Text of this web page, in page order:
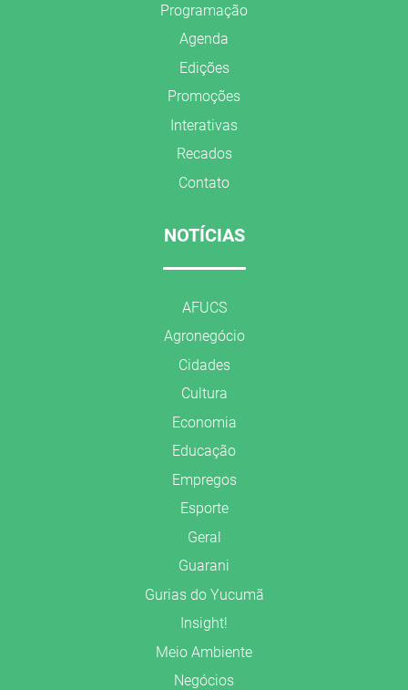
Programação
Agenda
Edições
Promoções
Interativas
Recados
Contato
NOTÍCIAS
AFUCS
Agronegócio
Cidades
Cultura
Economia
Educação
Empregos
Esporte
Geral
Guarani
Gurias do Yucumã
Insight!
Meio Ambiente
Negócios